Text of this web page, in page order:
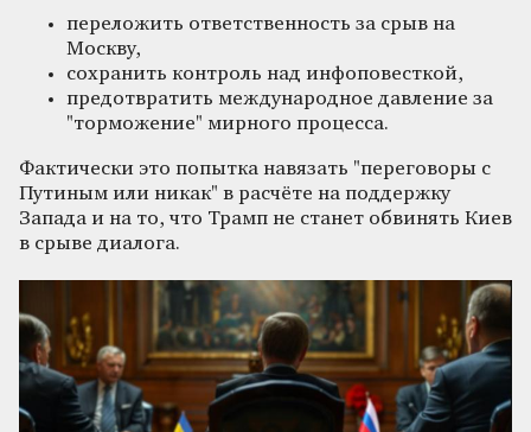
переложить ответственность за срыв на
Москву,
сохранить контроль над инфоповесткой,
предотвратить международное давление за
"торможение" мирного процесса.
Фактически это попытка навязать "переговоры с
Путиным или никак" в расчёте на поддержку
Запада и на то, что Трамп не станет обвинять Киев
в срыве диалога.